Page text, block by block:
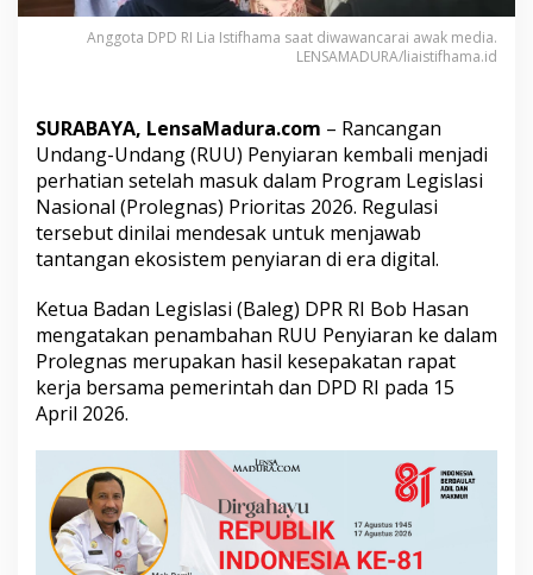
n
U
P
e
n
y
a
r
n
S
e
g
e
D
s
Anggota DPD RI Lia Istifhama saat diwawancarai awak media.
LENSAMADURA/liaistifhama.id
SURABAYA, LensaMadura.com – Rancangan
Undang-Undang (RUU) Penyiaran kembali menjadi
perhatian setelah masuk dalam Program Legislasi
Nasional (Prolegnas) Prioritas 2026. Regulasi
tersebut dinilai mendesak untuk menjawab
tantangan ekosistem penyiaran di era digital.
Ketua Badan Legislasi (Baleg) DPR RI Bob Hasan
mengatakan penambahan RUU Penyiaran ke dalam
Prolegnas merupakan hasil kesepakatan rapat
kerja bersama pemerintah dan DPD RI pada 15
April 2026.